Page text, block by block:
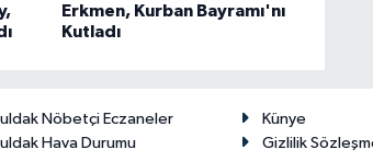
Erkmen, Kurban Bayramı'nı
Kutladı
Nöbetçi Eczaneler
Hava Durumu
Künye
Gizlilik